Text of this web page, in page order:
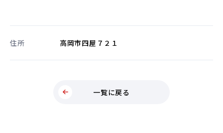
住所 高岡市四屋７２１
一覧に戻る